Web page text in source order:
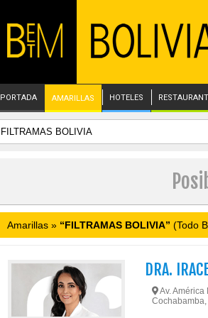
PORTADA AMARILLAS HOTELES
Amarillas » “FILTRAMAS BOLIVIA” (Todo
DRA.
Av. América
Cochabamba,